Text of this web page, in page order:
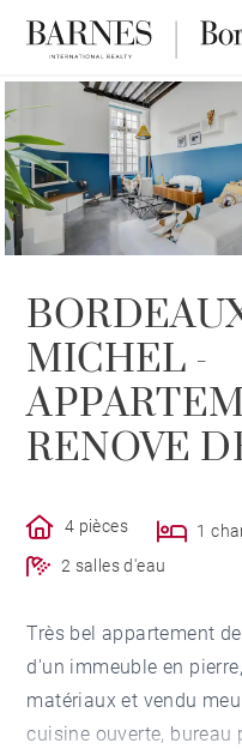
VENDU PAR BARNES
MICHEL -
RENOVE
4 pièces
1
2 salles d'eau
Très bel appartement
d'un immeuble en
matériaux et vendu
cuisine ouverte,